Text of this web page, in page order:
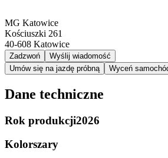
MG Katowice
Kościuszki 261
40-608 Katowice
Zadzwoń
Wyślij wiadomość
Umów się na jazdę próbną
Wyceń
Dane techniczne
Rok produkcji2026
Kolorszary